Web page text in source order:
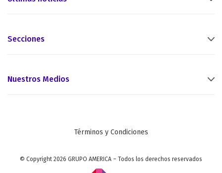
Secciones
Nuestros Medios
Términos y Condiciones
© Copyright 2026 GRUPO AMERICA – Todos los derechos reservados